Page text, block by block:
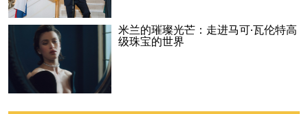
米兰的璀璨光芒：走进马可·瓦伦特高
级珠宝的世界